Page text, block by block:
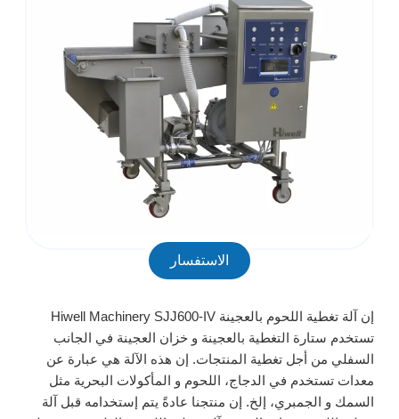
الاستفسار
إن آلة تغطية اللحوم بالعجينة SJJ600-IV
Hiwell Machinery
تستخدم ستارة التغطية بالعجينة و خزان العجينة في الجانب
السفلي من أجل تغطية المنتجات. إن هذه الآلة هي عبارة عن
معدات تستخدم في الدجاج، اللحوم و المأكولات البحرية مثل
السمك و الجمبري، إلخ. إن منتجنا عادةً يتم إستخدامه قبل آلة